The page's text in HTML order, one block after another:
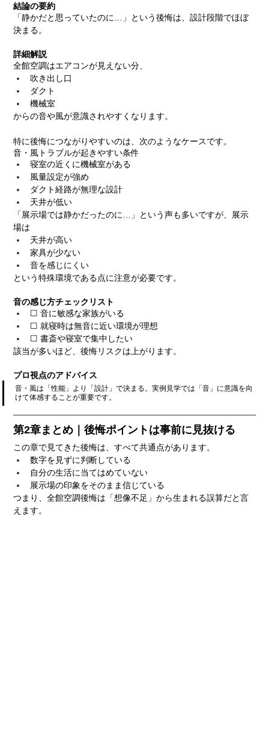
結論の要約
「静かだと思っていたのに…」という後悔は、設計段階でほぼ
決まる。
詳細解説
全館空調はエアコンが見えない分、
吹き出し口
ダクト
機械室
からの音や風が意識されやすくなります。
特に後悔につながりやすいのは、次のようなケースです。
音・風トラブルが起きやすい条件
寝室の近くに機械室がある
風量設定が強め
ダクト経路が無理な設計
天井が低い
「展示場では静かだったのに…」という声も多いですが、展示
場は
天井が高い
家具が少ない
音を感じにくい
という特殊環境である点に注意が必要です。
音の感じ方チェックリスト
☐ 音に敏感な家族がいる
☐ 就寝時は無音に近い環境が理想
☐ 書斎や寝室で集中したい
該当が多いほど、後悔リスクは上がります。
プロ視点のアドバイス
音・風は「性能」より「設計」で決まる。実例見学では「音」に意識を向
けて体感することが重要です。
第2章まとめ｜後悔ポイントは事前に見抜ける
この章で見てきた後悔は、すべて共通点があります。
数字を見ずに判断している
自分の生活に当てはめていない
展示場の印象をそのまま信じている
つまり、全館空調後悔は「想像不足」から生まれる誤算だと言
えます。